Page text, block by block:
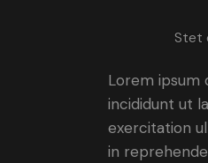
Stet
Lorem ipsum
incididunt ut
exercitation
in